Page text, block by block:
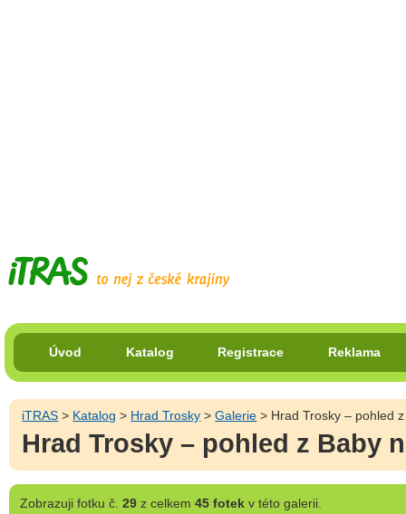
Úvod Katalog Registrace Reklama
iTRAS > Katalog > Hrad Trosky >Galerie > Hrad Trosky – pohled
Hrad Trosky – pohled z Baby
Zobrazujifotku č. 29z celkem 45 fotekv této galerii.